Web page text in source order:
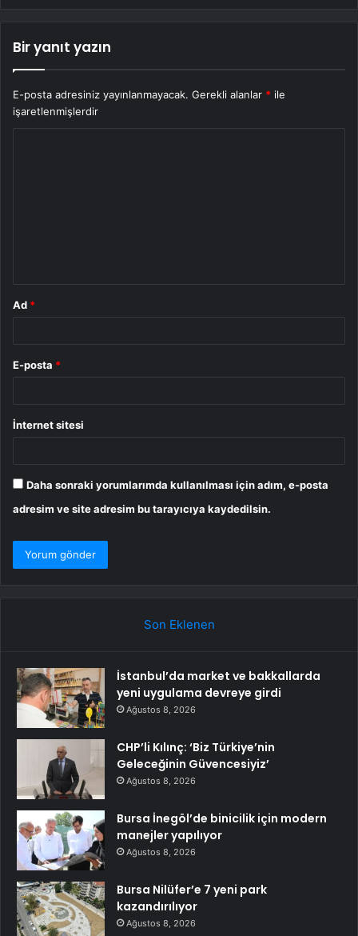
Bir yanıt yazın
E-posta adresiniz yayınlanmayacak. Gerekli alanlar * ile
işaretlenmişlerdir
Ad *
E-posta *
İnternet sitesi
Daha sonraki yorumlarımda kullanılması için adım, e-posta
adresim ve site adresim bu tarayıcıya kaydedilsin.
Son Eklenen
İstanbul’da market ve bakkallarda
yeni uygulama devreye girdi
Ağustos 8, 2026
CHP’li Kılınç: ‘Biz Türkiye’nin
Geleceğinin Güvencesiyiz’
Ağustos 8, 2026
Bursa İnegöl’de binicilik için modern
manejler yapılıyor
Ağustos 8, 2026
Bursa Nilüfer’e 7 yeni park
kazandırılıyor
Ağustos 8, 2026